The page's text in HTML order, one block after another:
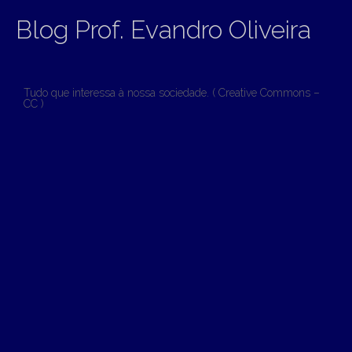
Blog Prof. Evandro Oliveira
Tudo que interessa à nossa sociedade. ( Creative Commons –
CC )